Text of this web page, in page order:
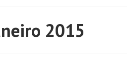
2015